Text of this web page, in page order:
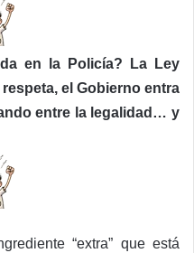
en la Policía? La Ley
el Gobierno entra
entre la legalidad… y
“extra” que está